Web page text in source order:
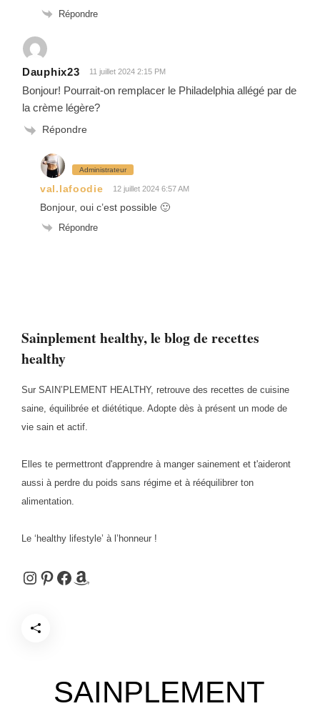
Sainplement healthy, le blog de recettes
healthy
Sur SAIN’PLEMENT HEALTHY, retrouve des recettes de cuisine
saine, équilibrée et diététique. Adopte dès à présent un mode de
vie sain et actif.
Elles te permettront d'apprendre à manger sainement et t'aideront
aussi à perdre du poids sans régime et à rééquilibrer ton
alimentation.
Le ‘healthy lifestyle’ à l’honneur !
Instagram
Pinterest
Facebook
Amazon
Répondre
Dauphix23 11 juillet 2024 2:15 PM
Bonjour! Pourrait-on remplacer le Philadelphia allégé par de
la crème légère?
Répondre
Administrateur
val.lafoodie 12 juillet 2024 6:57 AM
Bonjour, oui c’est possible 🙂
Répondre
SAINPLEMENT